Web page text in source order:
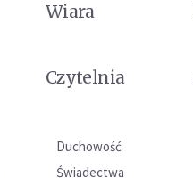
Wiara
Czytelnia
Duchowość
Świadectwa